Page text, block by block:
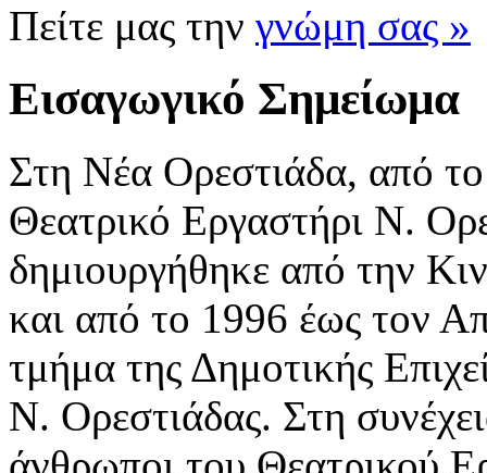
Πείτε μας την γνώμη σας »
Εισαγωγικό Σημείωμα
Στη Νέα Ορεστιάδα, από το
Θεατρικό Εργαστήρι Ν.
δημιουργήθηκε από την
και από το 1996 έως τον
τμήμα της Δημοτικής
Ν. Ορεστιάδας. Στη